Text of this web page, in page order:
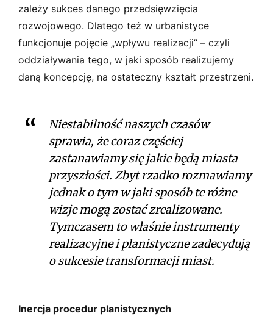
zależy sukces danego przedsięwzięcia
rozwojowego. Dlatego też w urbanistyce
funkcjonuje pojęcie „wpływu realizacji” – czyli
oddziaływania tego, w jaki sposób realizujemy
daną koncepcję, na ostateczny kształt przestrzeni.
Niestabilność naszych czasów
sprawia, że coraz częściej
zastanawiamy się jakie będą miasta
przyszłości. Zbyt rzadko rozmawiamy
jednak o tym w jaki sposób te różne
wizje mogą zostać zrealizowane.
Tymczasem to właśnie instrumenty
realizacyjne i planistyczne zadecydują
o sukcesie transformacji miast.
Inercja procedur planistycznych